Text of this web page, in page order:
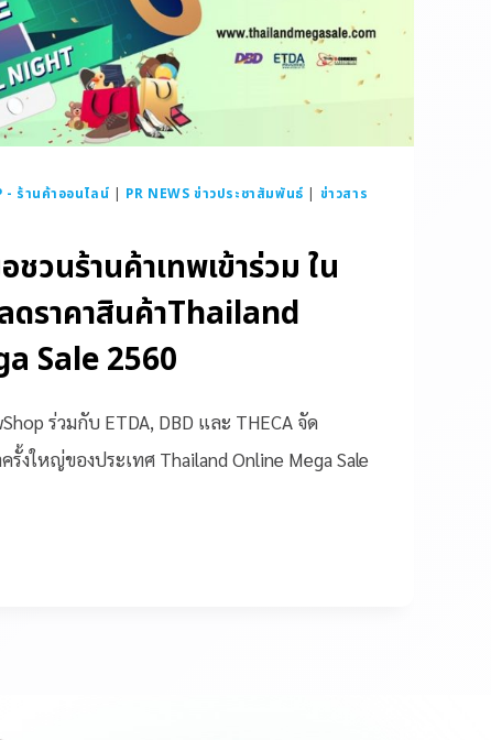
- ร้านค้าออนไลน์ | PR NEWS ข่าวประชาสัมพันธ์ | ข่าวสาร
วนร้านค้าเทพเข้าร่วม ใน
ดราคาสินค้าThailand
Sale 2560
ร่วมกับ ETDA, DBD และ THECA จัด
งใหญ่ของประเทศ Thailand Online Mega Sale